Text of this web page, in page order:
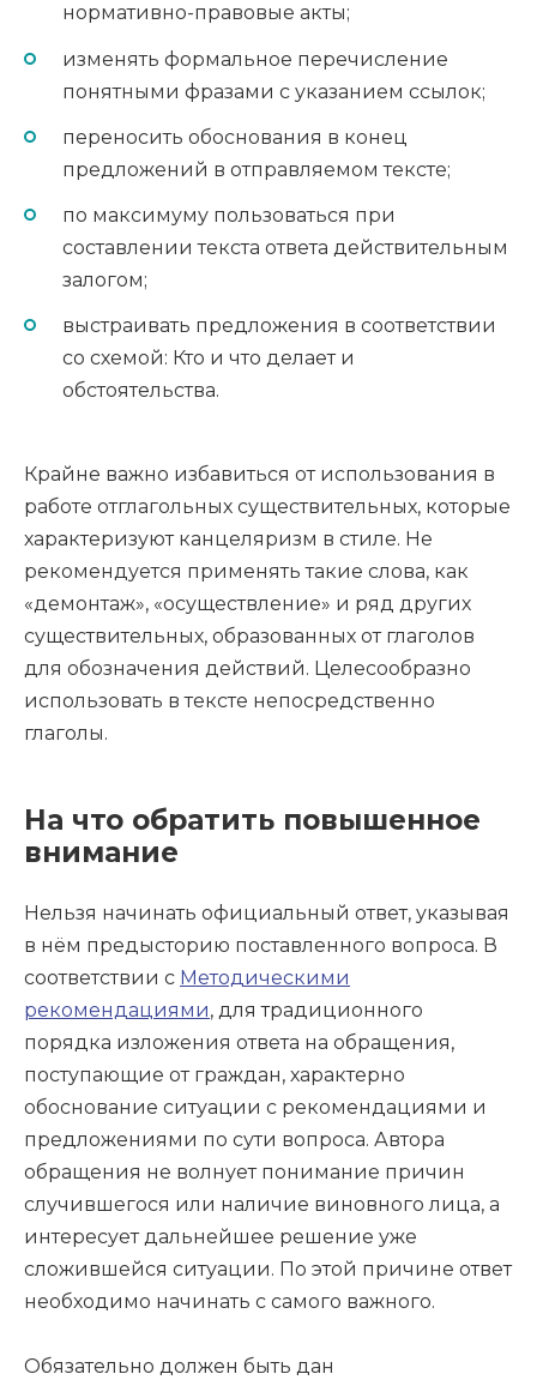
нормативно-правовые акты;
изменять формальное перечисление
понятными фразами с указанием ссылок;
переносить обоснования в конец
предложений в отправляемом тексте;
по максимуму пользоваться при
составлении текста ответа действительным
залогом;
выстраивать предложения в соответствии
со схемой: Кто и что делает и
обстоятельства.
Крайне важно избавиться от использования в
работе отглагольных существительных, которые
характеризуют канцеляризм в стиле. Не
рекомендуется применять такие слова, как
«демонтаж», «осуществление» и ряд других
существительных, образованных от глаголов
для обозначения действий. Целесообразно
использовать в тексте непосредственно
глаголы.
На что обратить повышенное
внимание
Нельзя начинать официальный ответ, указывая
в нём предысторию поставленного вопроса. В
соответствии с Методическими
рекомендациями, для традиционного
порядка изложения ответа на обращения,
поступающие от граждан, характерно
обоснование ситуации с рекомендациями и
предложениями по сути вопроса. Автора
обращения не волнует понимание причин
случившегося или наличие виновного лица, а
интересует дальнейшее решение уже
сложившейся ситуации. По этой причине ответ
необходимо начинать с самого важного.
Обязательно должен быть дан